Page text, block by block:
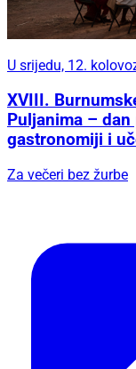
U srijedu, 12.
XVIII.
Puljanima –
gastronomiji i
Za večeri bez žurbe